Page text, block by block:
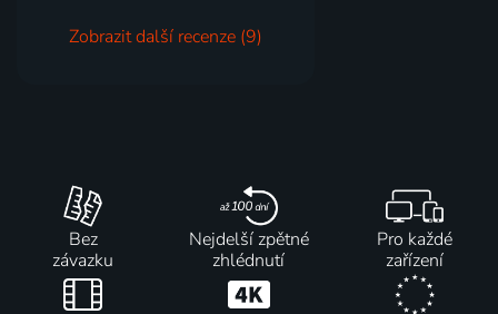
Zobrazit další recenze (9)
Bez
závazku
Nejdelší zpětné
zhlédnutí
Pro každé
zařízení